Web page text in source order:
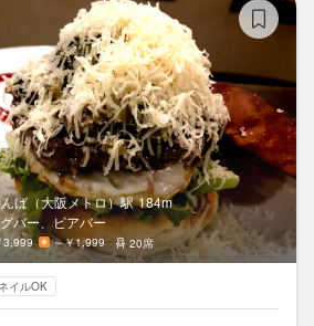
ば（大阪メトロ）駅 184m
バー、ビアバー
3,999 ～￥1,999 20席
ネイルOK